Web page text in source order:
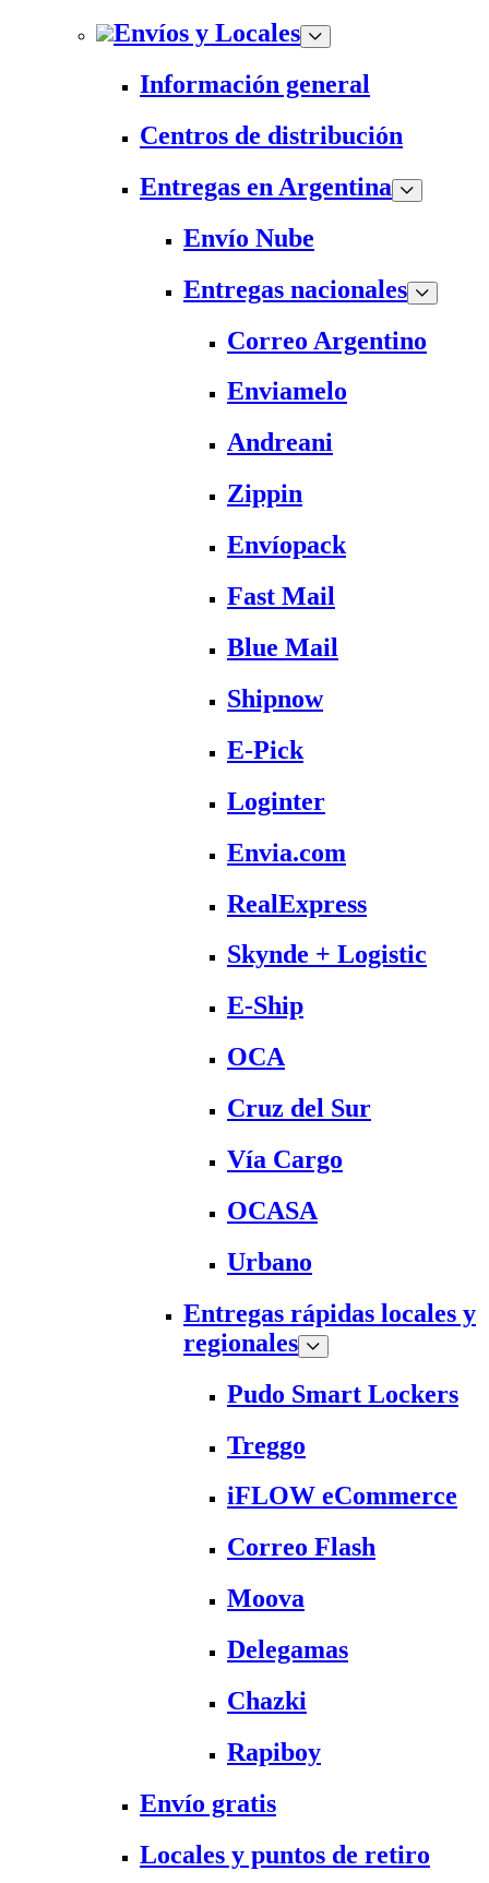
Envíos y Locales
Información general
Centros de distribución
Entregas en Argentina
Envío Nube
Entregas nacionales
Correo Argentino
Enviamelo
Andreani
Zippin
Envíopack
Fast Mail
Blue Mail
Shipnow
E-Pick
Loginter
Envia.com
RealExpress
Skynde + Logistic
E-Ship
OCA
Cruz del Sur
Vía Cargo
OCASA
Urbano
Entregas rápidas locales y
regionales
Pudo Smart Lockers
Treggo
iFLOW eCommerce
Correo Flash
Moova
Delegamas
Chazki
Rapiboy
Envío gratis
Locales y puntos de retiro